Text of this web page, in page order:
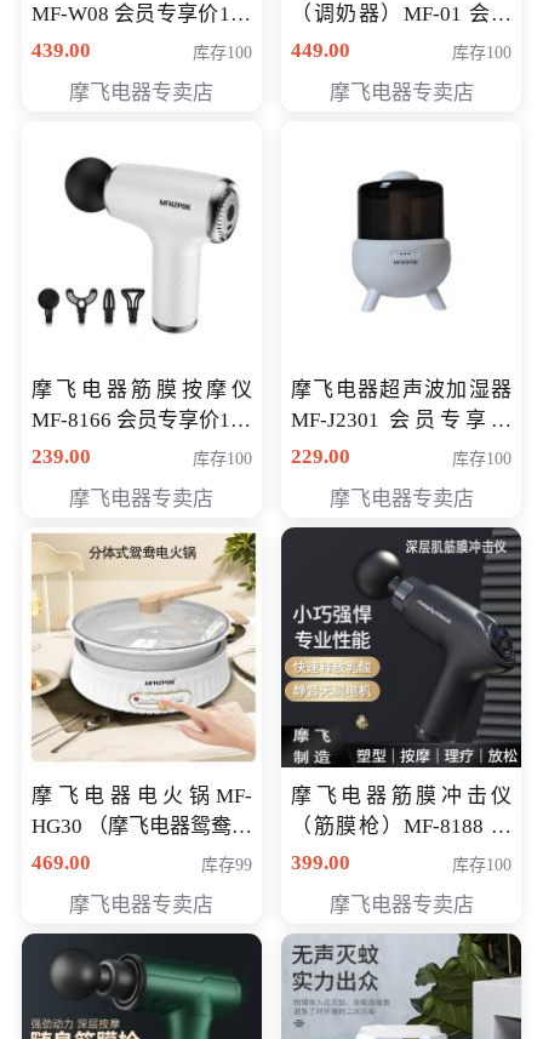
MF-W08 会员专享价198
元
439.00 库存100
摩飞电器专卖店
（调奶器）MF-01 会员
专享价366元
449.00 库存100
摩飞电器专卖店
摩飞电器筋膜按摩仪
MF-8166 会员专享价168
元
239.00 库存100
摩飞电器专卖店
摩飞电器超声波加湿器
MF-J2301 会员专享价
168元
229.00 库存100
摩飞电器专卖店
摩飞电器电火锅MF-
HG30 （摩飞电器鸳鸯锅
MF-HG30 ） 会员专享价
469.00 库存99
摩飞电器专卖店
摩飞电器筋膜冲击仪
（筋膜枪）MF-8188 会
员专享价268元
399.00 库存100
摩飞电器专卖店